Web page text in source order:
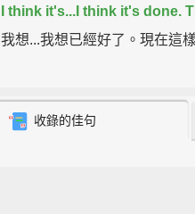
I think it's...I think it's done.
我想...我想已經好了。現在這
你得把它鎖很緊。
收錄的佳句